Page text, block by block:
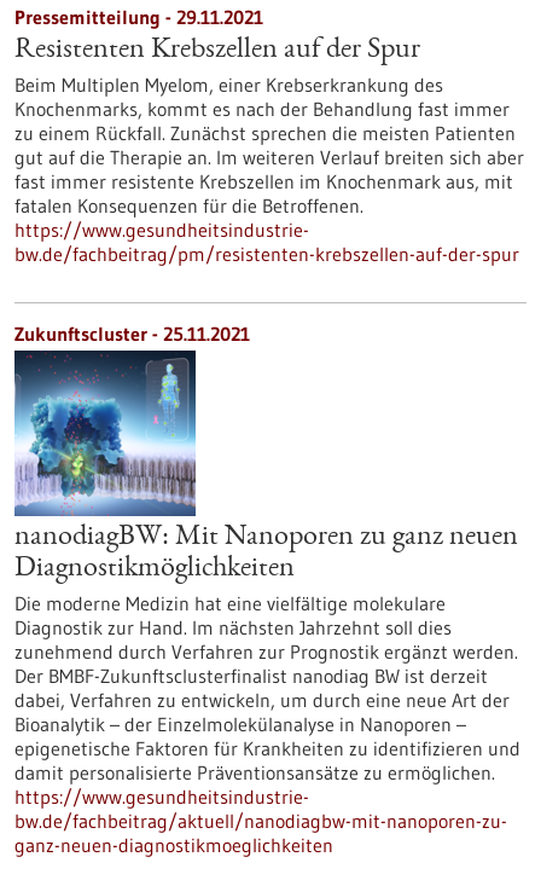
Pressemitteilung - 29.11.2021
Resistenten Krebszellen auf der Spur
Beim Multiplen Myelom, einer Krebserkrankung des
Knochenmarks, kommt es nach der Behandlung fast immer
zu einem Rückfall. Zunächst sprechen die meisten Patienten
gut auf die Therapie an. Im weiteren Verlauf breiten sich aber
fast immer resistente Krebszellen im Knochenmark aus, mit
fatalen Konsequenzen für die Betroffenen.
https://www.gesundheitsindustrie-
bw.de/fachbeitrag/pm/resistenten-krebszellen-auf-der-spur
Zukunftscluster - 25.11.2021
nanodiagBW: Mit Nanoporen zu ganz neuen
Diagnostikmöglichkeiten
Die moderne Medizin hat eine vielfältige molekulare
Diagnostik zur Hand. Im nächsten Jahrzehnt soll dies
zunehmend durch Verfahren zur Prognostik ergänzt werden.
Der BMBF-Zukunftsclusterfinalist nanodiag BW ist derzeit
dabei, Verfahren zu entwickeln, um durch eine neue Art der
Bioanalytik – der Einzelmolekülanalyse in Nanoporen –
epigenetische Faktoren für Krankheiten zu identifizieren und
damit personalisierte Präventionsansätze zu ermöglichen.
https://www.gesundheitsindustrie-
bw.de/fachbeitrag/aktuell/nanodiagbw-mit-nanoporen-zu-
ganz-neuen-diagnostikmoeglichkeiten